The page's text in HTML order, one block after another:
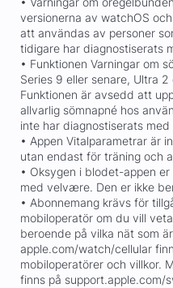
versionerna av watchOS
att användas av personer
tidigare har diagnostiserats
• Funktionen Varningar om
Series 9 eller senare, Ultra
Funktionen är avsedd att
allvarlig sömnapné hos
inte har diagnostiserats med
• Appen Vitalparametrar är
utan endast för träning och
• Oksygen i blodet-appen
med velvære. Den er ikke
• Abonnemang krävs för
mobiloperatör om du vill
beroende på vilka nät som
apple.com/watch/cellular
mobiloperatörer och villkor.
finns på support.apple.com/